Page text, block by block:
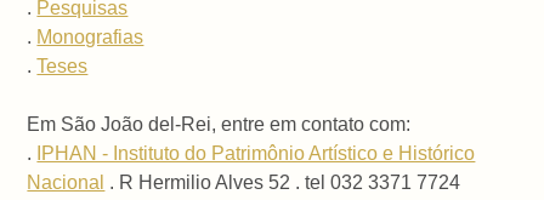
. Pesquisas
. Monografias
.Teses
Em São João del-Rei, entre em contato com:
.
IPHAN - Instituto do Patrimônio Artístico e Histórico
Nacional . R Hermilio Alves 52 . tel 032 3371 7724